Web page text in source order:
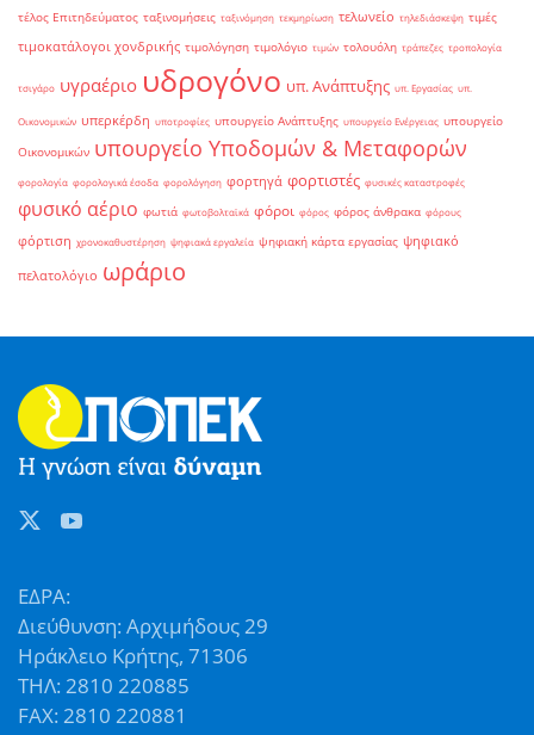
τέλος Επιτηδεύματος ταξινομήσεις ταξινόμηση τεκμηρίωση τελωνείο τηλεδιάσκεψη τιμές
τιμοκατάλογοι χονδρικής τιμολόγηση τιμολόγιο τιμών τολουόλη τράπεζες τροπολογία
τσιγάρο υγραέριο υδρογόνο υπ. Ανάπτυξης υπ. Εργασίας υπ.
Οικονομικών υπερκέρδη υποτροφίες υπουργείο Ανάπτυξης υπουργείο Ενέργειας υπουργείο
Οικονομικών υπουργείο Υποδομών & Μεταφορών
φορολογία φορολογικά έσοδα φορολόγηση φορτηγά φορτιστές φυσικές καταστροφές
φυσικό αέριο φωτιά φωτοβολταϊκά φόροι φόρος φόρος άνθρακα φόρους
φόρτιση χρονοκαθυστέρηση ψηφιακά εργαλεία ψηφιακή κάρτα εργασίας ψηφιακό
πελατολόγιο ωράριο
ΕΔΡΑ:
Διεύθυνση: Αρχιμήδους 29
Ηράκλειο Κρήτης, 71306
ΤΗΛ: 2810 220885
FAX: 2810 220881